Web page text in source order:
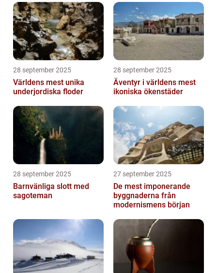
28 september 2025
Världens mest unika
underjordiska floder
28 september 2025
Äventyr i världens mest
ikoniska ökenstäder
28 september 2025
Barnvänliga slott med
sagoteman
27 september 2025
De mest imponerande
byggnaderna från
modernismens början